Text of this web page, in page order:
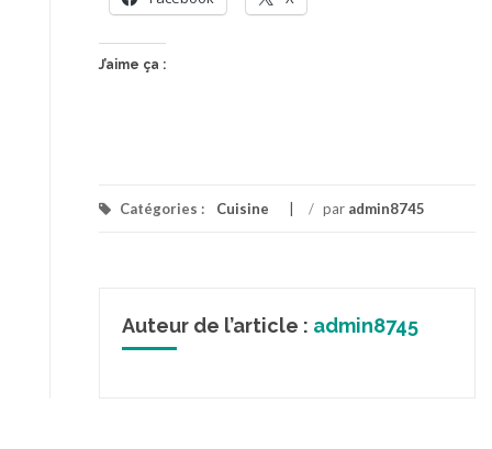
J’aime ça :
Catégories : Cuisine / par admin8745
Auteur de l’article : admin8745